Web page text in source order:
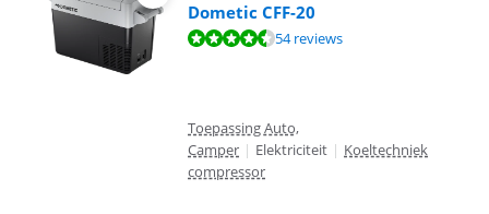
Dometic CFF-20
Beoordeling is 9,3 van de 10, gebaseerd op 54 reviews.
54 reviews
Toepassing Auto,
Camper | Elektriciteit | Koeltechniek
compressor